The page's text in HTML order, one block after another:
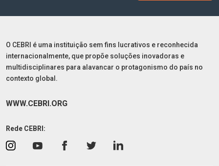
O CEBRI é uma instituição sem fins lucrativos e reconhecida
internacionalmente, que propõe soluções inovadoras e
multidisciplinares para alavancar o protagonismo do país no
contexto global.
WWW.CEBRI.ORG
Rede CEBRI: